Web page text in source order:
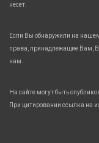
несет.
Если Вы обнаружили на
права, принадлежащие Вам,
нам.
На сайте могут быть
При цитировании ссылка на